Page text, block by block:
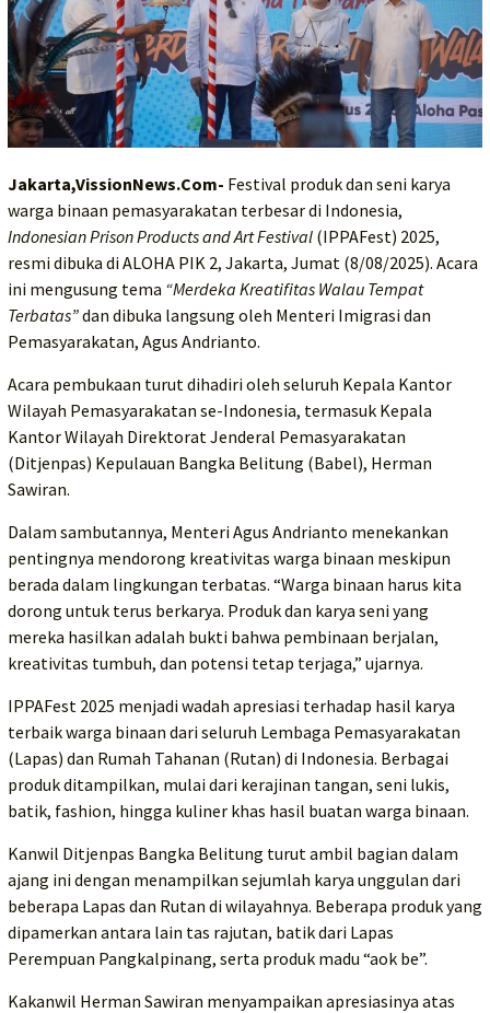
Jakarta,VissionNews.Com- Festival produk dan seni karya
warga binaan pemasyarakatan terbesar di Indonesia,
Indonesian Prison Products and Art Festival (IPPAFest) 2025,
resmi dibuka di ALOHA PIK 2, Jakarta, Jumat (8/08/2025). Acara
ini mengusung tema “Merdeka Kreatifitas Walau Tempat
Terbatas”dan dibuka langsung oleh Menteri Imigrasi dan
Pemasyarakatan, Agus Andrianto.
Acara pembukaan turut dihadiri oleh seluruh Kepala Kantor
Wilayah Pemasyarakatan se-Indonesia, termasuk Kepala
Kantor Wilayah Direktorat Jenderal Pemasyarakatan
(Ditjenpas) Kepulauan Bangka Belitung (Babel), Herman
Sawiran.
Dalam sambutannya, Menteri Agus Andrianto menekankan
pentingnya mendorong kreativitas warga binaan meskipun
berada dalam lingkungan terbatas. “Warga binaan harus kita
dorong untuk terus berkarya. Produk dan karya seni yang
mereka hasilkan adalah bukti bahwa pembinaan berjalan,
kreativitas tumbuh, dan potensi tetap terjaga,” ujarnya.
IPPAFest 2025 menjadi wadah apresiasi terhadap hasil karya
terbaik warga binaan dari seluruh Lembaga Pemasyarakatan
(Lapas) dan Rumah Tahanan (Rutan) di Indonesia. Berbagai
produk ditampilkan, mulai dari kerajinan tangan, seni lukis,
batik, fashion, hingga kuliner khas hasil buatan warga binaan.
Kanwil Ditjenpas Bangka Belitung turut ambil bagian dalam
ajang ini dengan menampilkan sejumlah karya unggulan dari
beberapa Lapas dan Rutan di wilayahnya. Beberapa produk yang
dipamerkan antara lain tas rajutan, batik dari Lapas
Perempuan Pangkalpinang, serta produk madu “aok be”.
Kakanwil Herman Sawiran menyampaikan apresiasinya atas